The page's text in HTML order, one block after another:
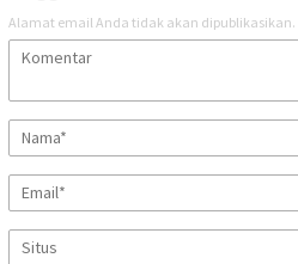
Alamat email Anda tidak akan dipublikasikan.